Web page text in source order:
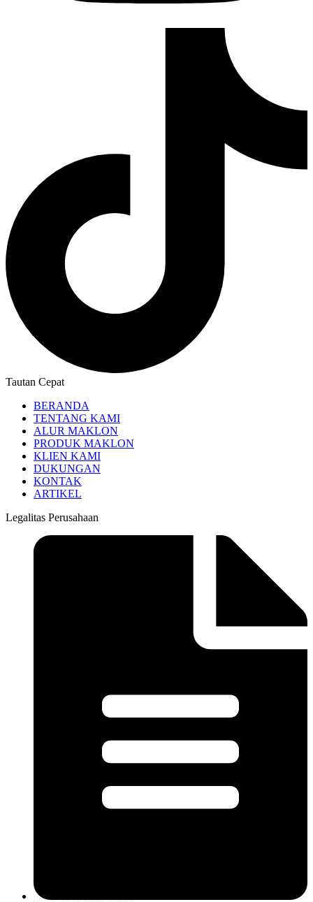
Tautan Cepat
BERANDA
TENTANG KAMI
ALUR MAKLON
PRODUK MAKLON
KLIEN KAMI
DUKUNGAN
KONTAK
ARTIKEL
Legalitas Perusahaan